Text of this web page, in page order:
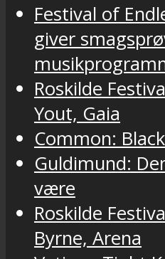
Festival of
giver
Roskilde
Yout, Gaia
Common:
Guldimund:
være
Roskilde
Byrne, Arena